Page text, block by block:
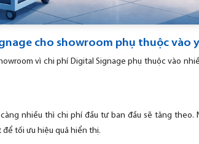
cho showroom phụ thuộc vào
vì chi phí Digital Signage phụ thuộc vào
nhiều thì chi phí đầu tư ban đầu sẽ tăng theo.
tối ưu hiệu quả hiển thị.